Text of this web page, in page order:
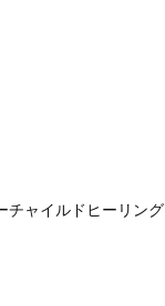
チャイルドヒーリング